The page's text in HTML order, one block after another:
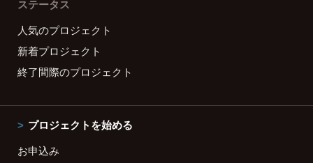
ステータス
人気のプロジェクト
新着プロジェクト
終了間際のプロジェクト
プロジェクトを始める
お申込み